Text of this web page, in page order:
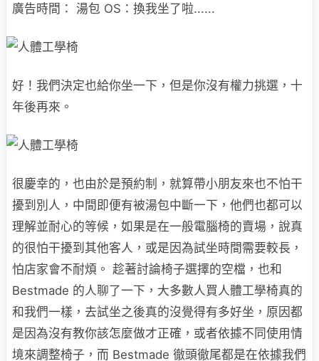
廣告時間： 湯包 OS：換我坐了啦......
好！我們決定也給你坐一下，但是你沒有權力挑選，十
年後再來。
很慶幸的，也由於是預約制，就算帶小朋友來也不怕干
擾到別人，中間即便有被湯包中斷一下，他們也都可以
理解並耐心的等候，如果是在一般電腦椅的賣場，說真
的很怕干擾到其他客人，或是因為試坐時間需要較長，
怕店家會不耐煩。 趁著討論椅子選擇的空檔，也和
Bestmade 的人聊了一下，大多數人買人體工學椅真的
和我們一樣，去試坐之後真的沒覺得有多好坐，原因都
是因為沒有教你該怎麼做才正確，或者依據不同使用情
境來調整椅子，而 Bestmade 徹頭徹尾都是在依據我們